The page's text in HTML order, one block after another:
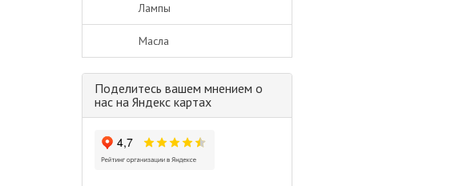
Лампы
Масла
Поделитесь вашем мнением о
нас на Яндекс картах